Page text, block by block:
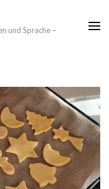
und Sprache –